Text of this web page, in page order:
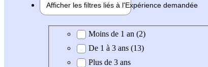
Afficher les filtres liés à l'Expérience demandée
Expérience demandée
Moins de 1 an (2)
De 1 à 3 ans (13)
Plus de 3 ans